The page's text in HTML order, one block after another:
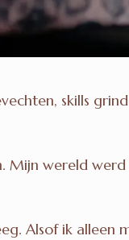
skills
wereld werd
Alsof ik